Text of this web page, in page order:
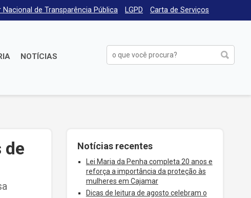
Nacional de Transparência Pública LGPD Carta de Serviços
NOTÍCIAS
de
Notícias recentes
Lei Maria da Penha completa 20 anos e
reforça a importância da proteção às
mulheres em Cajamar
Dicas de leitura de agosto celebram o